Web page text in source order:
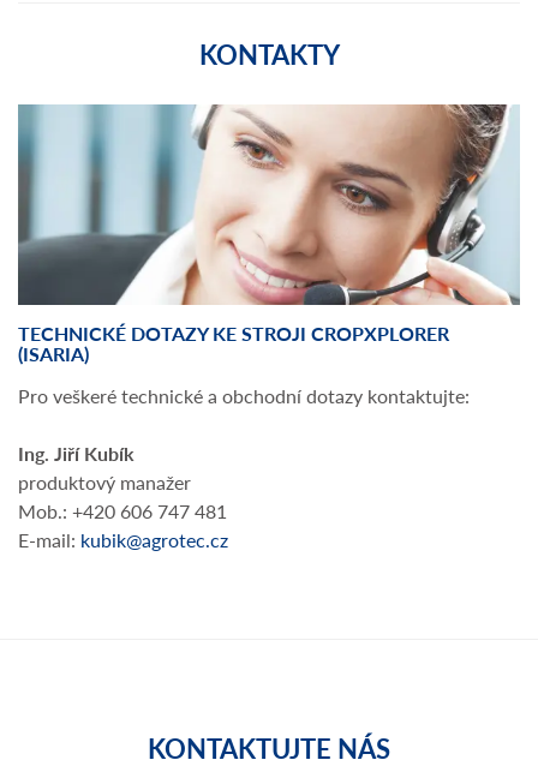
KONTAKTY
TECHNICKÉ DOTAZY KE STROJI CROPXPLORER
(ISARIA)
Pro veškeré technické a obchodní dotazy kontaktujte:
Ing. Jiří Kubík
produktový manažer
Mob.: +420 606 747 481
E-mail: kubik@agrotec.cz
KONTAKTUJTE NÁS